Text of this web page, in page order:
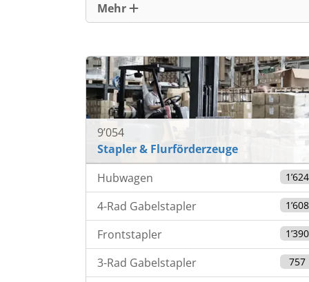
Mehr
9’054
Stapler & Flurförderzeuge
Hubwagen
1’624
4-Rad Gabelstapler 1’608
Frontstapler 1’390
3-Rad Gabelstapler 757